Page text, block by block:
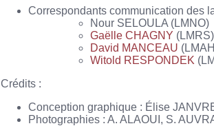
Correspondants communication des
Nour SELOULA (LMNO)
Gaëlle CHAGNY (LMRS)
David MANCEAU
Witold RESPONDEK
Crédits :
Conception graphique : Élise
Photographies : A. ALAOUI, S.